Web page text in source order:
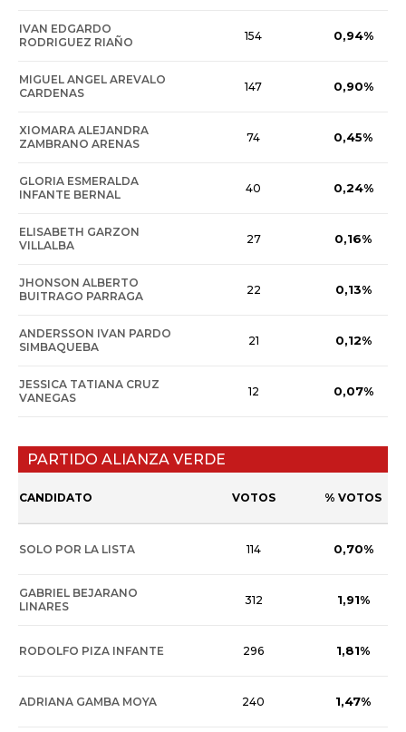
IVAN EDGARDO
RODRIGUEZ RIAÑO
154 0,94%
MIGUEL ANGEL AREVALO
CARDENAS
147 0,90%
XIOMARA ALEJANDRA
ZAMBRANO ARENAS
74 0,45%
GLORIA ESMERALDA
INFANTE BERNAL
40 0,24%
ELISABETH GARZON
VILLALBA
27 0,16%
JHONSON ALBERTO
BUITRAGO PARRAGA
22 0,13%
ANDERSSON IVAN PARDO
SIMBAQUEBA
21 0,12%
JESSICA TATIANA CRUZ
VANEGAS
12 0,07%
PARTIDO ALIANZA VERDE
CANDIDATO VOTOS % VOTOS
SOLO POR LA LISTA 114 0,70%
GABRIEL BEJARANO
LINARES
312 1,91%
RODOLFO PIZA INFANTE 296 1,81%
ADRIANA GAMBA MOYA 240 1,47%